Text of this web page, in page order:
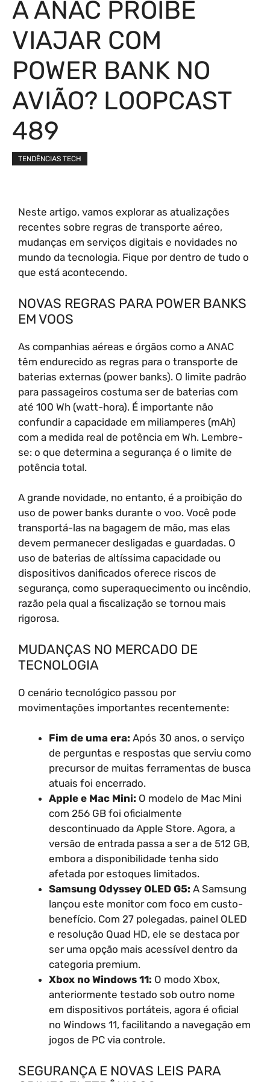
A ANAC PROÍBE
VIAJAR COM
POWER BANK NO
AVIÃO? LOOPCAST
489
TENDÊNCIAS TECH
Neste artigo, vamos explorar as atualizações
recentes sobre regras de transporte aéreo,
mudanças em serviços digitais e novidades no
mundo da tecnologia. Fique por dentro de tudo o
que está acontecendo.
NOVAS REGRAS PARA POWER BANKS
EM VOOS
As companhias aéreas e órgãos como a ANAC
têm endurecido as regras para o transporte de
baterias externas (power banks). O limite padrão
para passageiros costuma ser de baterias com
até 100 Wh (watt-hora). É importante não
confundir a capacidade em miliamperes (mAh)
com a medida real de potência em Wh. Lembre-
se: o que determina a segurança é o limite de
potência total.
A grande novidade, no entanto, é a proibição do
uso de power banks durante o voo. Você pode
transportá-las na bagagem de mão, mas elas
devem permanecer desligadas e guardadas. O
uso de baterias de altíssima capacidade ou
dispositivos danificados oferece riscos de
segurança, como superaquecimento ou incêndio,
razão pela qual a fiscalização se tornou mais
rigorosa.
MUDANÇAS NO MERCADO DE
TECNOLOGIA
O cenário tecnológico passou por
movimentações importantes recentemente:
Fim de uma era: Após 30 anos, o serviço
de perguntas e respostas que serviu como
precursor de muitas ferramentas de busca
atuais foi encerrado.
Apple e Mac Mini: O modelo de Mac Mini
com 256 GB foi oficialmente
descontinuado da Apple Store. Agora, a
versão de entrada passa a ser a de 512 GB,
embora a disponibilidade tenha sido
afetada por estoques limitados.
Samsung Odyssey OLED G5: A Samsung
lançou este monitor com foco em custo-
benefício. Com 27 polegadas, painel OLED
e resolução Quad HD, ele se destaca por
ser uma opção mais acessível dentro da
categoria premium.
Xbox no Windows 11: O modo Xbox,
anteriormente testado sob outro nome
em dispositivos portáteis, agora é oficial
no Windows 11, facilitando a navegação em
jogos de PC via controle.
SEGURANÇA E NOVAS LEIS PARA